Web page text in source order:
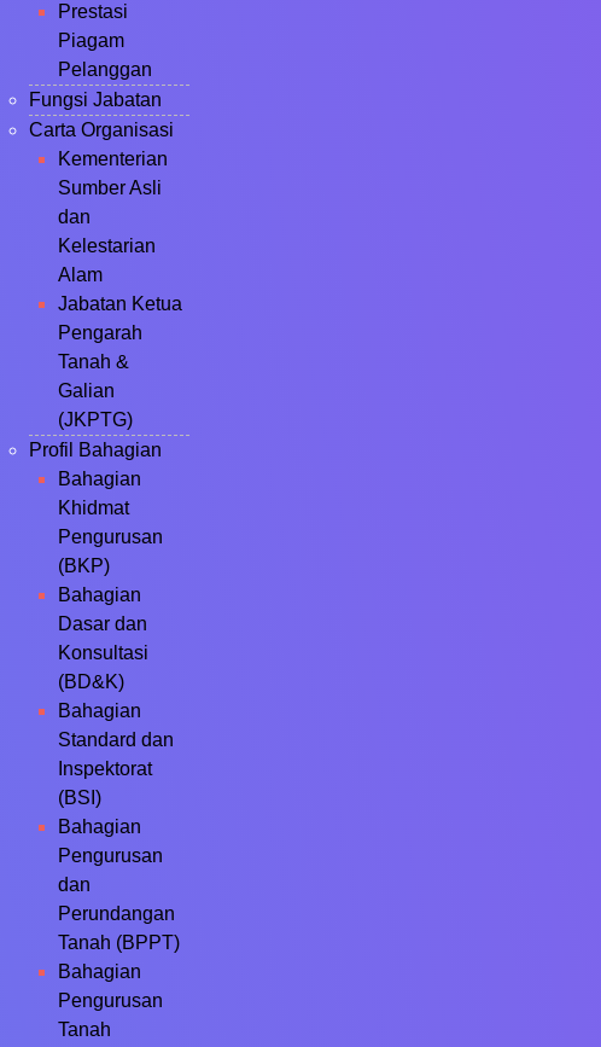
Prestasi
Piagam
Pelanggan
Fungsi Jabatan
Carta Organisasi
Kementerian
Sumber Asli
dan
Kelestarian
Alam
Jabatan Ketua
Pengarah
Tanah &
Galian
(JKPTG)
Profil Bahagian
Bahagian
Khidmat
Pengurusan
(BKP)
Bahagian
Dasar dan
Konsultasi
(BD&K)
Bahagian
Standard dan
Inspektorat
(BSI)
Bahagian
Pengurusan
dan
Perundangan
Tanah (BPPT)
Bahagian
Pengurusan
Tanah